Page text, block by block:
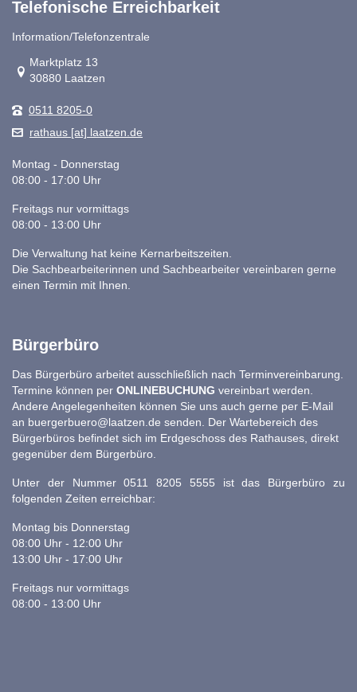
Telefonische Erreichbarkeit
Information/Telefonzentrale
Link zur Google-Maps Navigation
Marktplatz 13
30880 Laatzen
0511 8205-0
rathaus [at] laatzen.de
Montag - Donnerstag
08:00 - 17:00 Uhr
Freitags nur vormittags
08:00 - 13:00 Uhr
Die Verwaltung hat keine Kernarbeitszeiten.
Die Sachbearbeiterinnen und Sachbearbeiter vereinbaren gerne
einen Termin mit Ihnen.
Bürgerbüro
Das Bürgerbüro arbeitet ausschließlich nach Terminvereinbarung.
Termine können per ONLINEBUCHUNG vereinbart werden.
Andere Angelegenheiten können Sie uns auch gerne per E-Mail
an buergerbuero@laatzen.de senden. Der Wartebereich des
Bürgerbüros befindet sich im Erdgeschoss des Rathauses, direkt
gegenüber dem Bürgerbüro.
Unter der Nummer 0511 8205 5555 ist das Bürgerbüro zu
folgenden Zeiten erreichbar:
Montag bis Donnerstag
08:00 Uhr - 12:00 Uhr
13:00 Uhr - 17:00 Uhr
Freitags nur vormittags
08:00 - 13:00 Uhr